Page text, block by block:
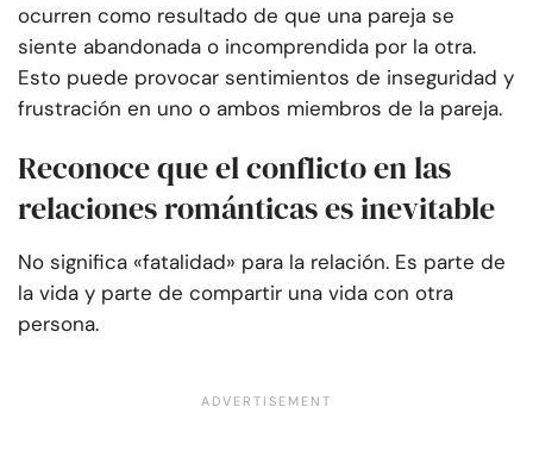
ocurren como resultado de que una pareja se
siente abandonada o incomprendida por la otra.
Esto puede provocar sentimientos de inseguridad y
frustración en uno o ambos miembros de la pareja.
Reconoce que el conflicto en las
relaciones románticas es inevitable
No significa «fatalidad» para la relación. Es parte de
la vida y parte de compartir una vida con otra
persona.